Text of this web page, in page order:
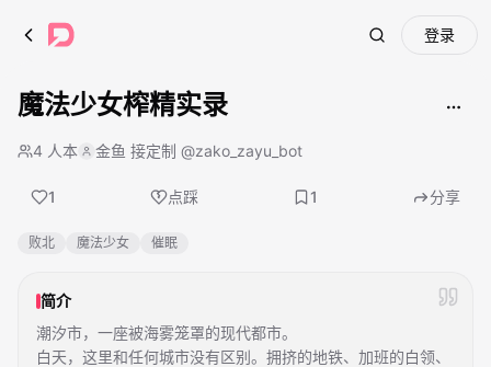
Search登录
魔法少女榨精实录
4 人本 金鱼 接定制 @zako_zayu_bot
1 点踩 1 分享
败北 魔法少女 催眠
简介
潮汐市，一座被海雾笼罩的现代都市。
白天，这里和任何城市没有区别。拥挤的地铁、加班的白领、